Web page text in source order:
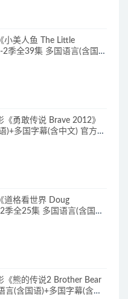
小美人鱼 The Little
2季全39集 多国语言(含国
《勇敢传说 Brave 2012》
)+多国字幕(含中文) 官方纯
道格看世界 Doug
季全25集 多国语言(含国
《熊的传说2 Brother Bear
言(含国语)+多国字幕(含中